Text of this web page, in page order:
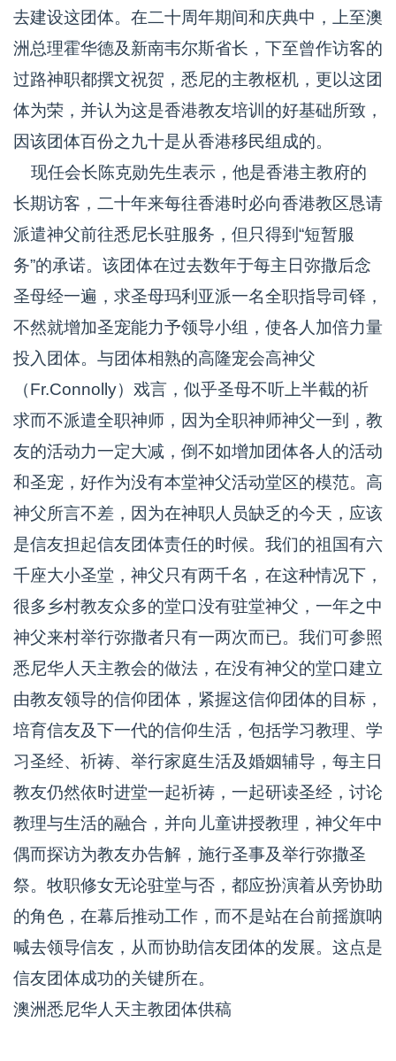
去建设这团体。在二十周年期间和庆典中，上至澳
洲总理霍华德及新南韦尔斯省长，下至曾作访客的
过路神职都撰文祝贺，悉尼的主教枢机，更以这团
体为荣，并认为这是香港教友培训的好基础所致，
因该团体百份之九十是从香港移民组成的。
现任会长陈克勋先生表示，他是香港主教府的
长期访客，二十年来每往香港时必向香港教区恳请
派遣神父前往悉尼长驻服务，但只得到“短暂服
务”的承诺。该团体在过去数年于每主日弥撒后念
圣母经一遍，求圣母玛利亚派一名全职指导司铎，
不然就增加圣宠能力予领导小组，使各人加倍力量
投入团体。与团体相熟的高隆宠会高神父
（Fr.Connolly）戏言，似乎圣母不听上半截的祈
求而不派遣全职神师，因为全职神师神父一到，教
友的活动力一定大减，倒不如增加团体各人的活动
和圣宠，好作为没有本堂神父活动堂区的模范。高
神父所言不差，因为在神职人员缺乏的今天，应该
是信友担起信友团体责任的时候。我们的祖国有六
千座大小圣堂，神父只有两千名，在这种情况下，
很多乡村教友众多的堂口没有驻堂神父，一年之中
神父来村举行弥撒者只有一两次而已。我们可参照
悉尼华人天主教会的做法，在没有神父的堂口建立
由教友领导的信仰团体，紧握这信仰团体的目标，
培育信友及下一代的信仰生活，包括学习教理、学
习圣经、祈祷、举行家庭生活及婚姻辅导，每主日
教友仍然依时进堂一起祈祷，一起研读圣经，讨论
教理与生活的融合，并向儿童讲授教理，神父年中
偶而探访为教友办告解，施行圣事及举行弥撒圣
祭。牧职修女无论驻堂与否，都应扮演着从旁协助
的角色，在幕后推动工作，而不是站在台前摇旗呐
喊去领导信友，从而协助信友团体的发展。这点是
信友团体成功的关键所在。
澳洲悉尼华人天主教团体供稿